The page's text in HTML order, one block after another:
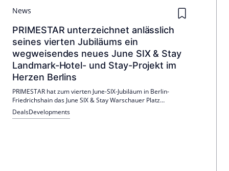
News
PRIMESTAR unterzeichnet anlässlich
seines vierten Jubiläums ein
wegweisendes neues June SIX & Stay
Landmark-Hotel- und Stay-Projekt im
Herzen Berlins
PRIMESTAR hat zum vierten June-SIX-Jubiläum in Berlin-
Friedrichshain das June SIX & Stay Warschauer Platz
unterzeichnet. Bis 2028 entstehen rund 350 Hotel- und Stay-
Einheiten als neues Flaggschiff. Das Konzept verbindet Hotel,
DealsDevelopments